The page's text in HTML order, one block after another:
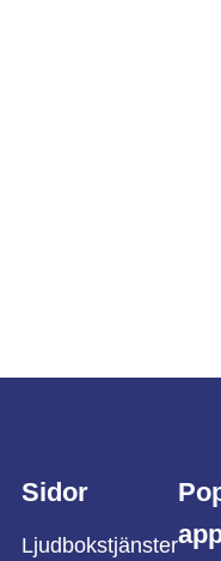
Sidor
Ljudbokstjänster